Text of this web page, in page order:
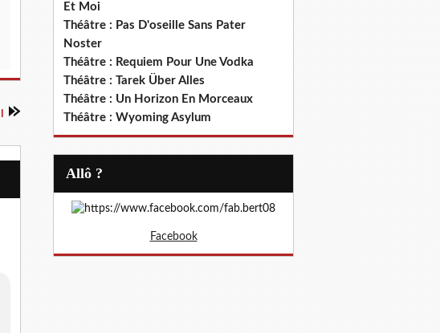
Et Moi
Théâtre : Pas D'oseille Sans Pater
Noster
Théâtre : Requiem Pour Une Vodka
Théâtre : Tarek Über Alles
Théâtre : Un Horizon En Morceaux
Théâtre : Wyoming Asylum
Allô ?
Facebook